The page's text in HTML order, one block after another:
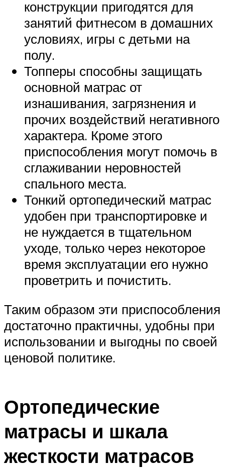
конструкции пригодятся для
занятий фитнесом в домашних
условиях, игры с детьми на
полу.
Топперы способны защищать
основной матрас от
изнашивания, загрязнения и
прочих воздействий негативного
характера. Кроме этого
приспособления могут помочь в
сглаживании неровностей
спального места.
Тонкий ортопедический матрас
удобен при транспортировке и
не нуждается в тщательном
уходе, только через некоторое
время эксплуатации его нужно
проветрить и почистить.
Таким образом эти приспособления
достаточно практичны, удобны при
использовании и выгодны по своей
ценовой политике.
Ортопедические
матрасы и шкала
жесткости матрасов